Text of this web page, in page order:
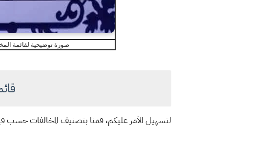
صورة توضيحية لقائمة
لتسهيل الأمر عليكم، قمنا بتصنيف المخالفات حسب